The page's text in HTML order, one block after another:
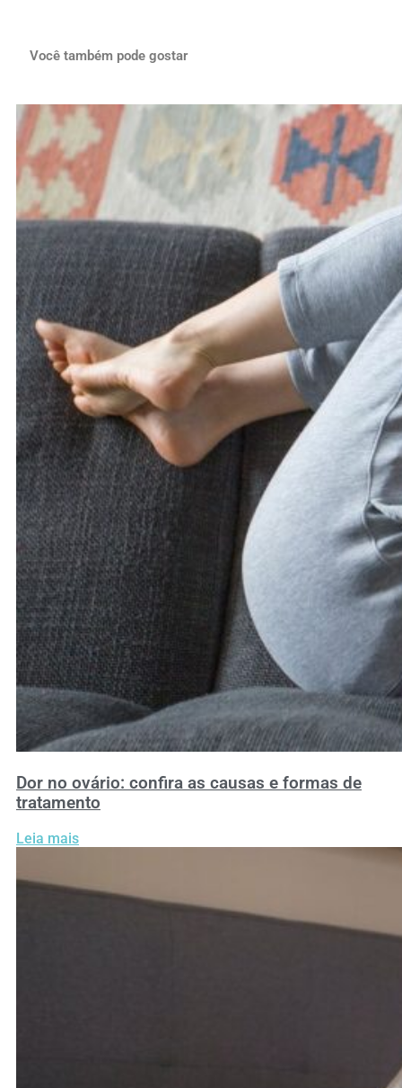
Você também pode gostar
Dor no ovário: confira as causas e formas de
tratamento
Leia mais